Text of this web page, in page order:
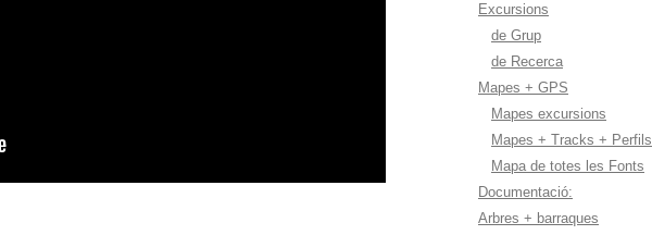
Excursions
de Grup
de Recerca
Mapes + GPS
Mapes excursions
Mapes + Tracks + Perfils
Mapa de totes les Fonts
Documentació:
Arbres + barraques